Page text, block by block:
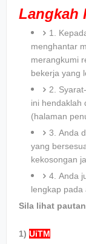
Langkah
1.
menghantar
merangkumi
bekerja yang
2.
ini hendaklah
(halaman
3. Anda
yang
kekosongan
4. Anda
lengkap pada
Sila lihat
1) UiTM